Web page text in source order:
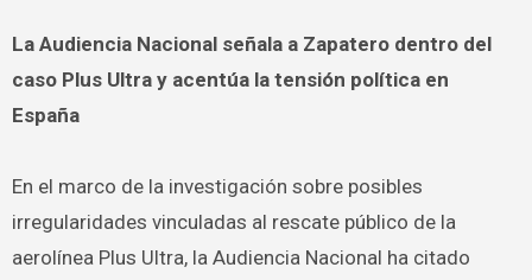
La Audiencia Nacional señala a Zapatero dentro del
caso Plus Ultra y acentúa la tensión política en
España
En el marco de la investigación sobre posibles
irregularidades vinculadas al rescate público de la
aerolínea Plus Ultra, la Audiencia Nacional ha citado